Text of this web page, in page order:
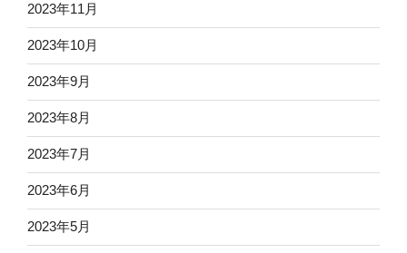
2023年11月
2023年10月
2023年9月
2023年8月
2023年7月
2023年6月
2023年5月